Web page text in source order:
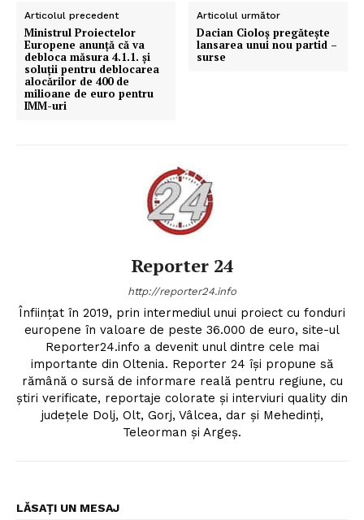
Articolul precedent
​Ministrul Proiectelor
Europene anunță că va
debloca măsura 4.1.1. și
soluții pentru deblocarea
alocărilor de 400 de
milioane de euro pentru
IMM-uri
Articolul următor
Dacian Cioloș pregătește
lansarea unui nou partid –
surse
Reporter 24
http://reporter24.info
Înfiinţat în 2019, prin intermediul unui proiect cu fonduri
europene în valoare de peste 36.000 de euro, site-ul
Reporter24.info a devenit unul dintre cele mai
importante din Oltenia. Reporter 24 îşi propune să
rămână o sursă de informare reală pentru regiune, cu
ştiri verificate, reportaje colorate şi interviuri quality din
judeţele Dolj, Olt, Gorj, Vâlcea, dar şi Mehedinţi,
Teleorman şi Argeş.
LĂSAȚI UN MESAJ